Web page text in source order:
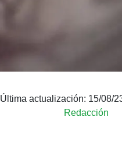
Última actualización: 15/08/
Redacción